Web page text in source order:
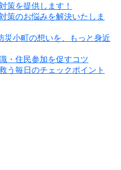
策を提供します！
策のお悩みを解決いたしま
災小町の想いを、もっと身近
・住民参加を促すコツ
う毎日のチェックポイント